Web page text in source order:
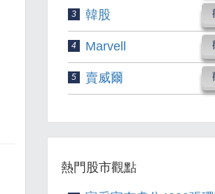
3 韓股
4 Marvell
5 賣威爾
熱門股市觀點